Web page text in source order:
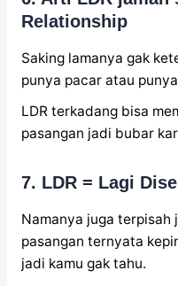
Relationship
Saking lamanya gak
punya pacar atau
LDR terkadang bisa
pasangan jadi bubar
7. LDR = Lagi
Namanya juga terpisah
pasangan ternyata
jadi kamu gak tahu.